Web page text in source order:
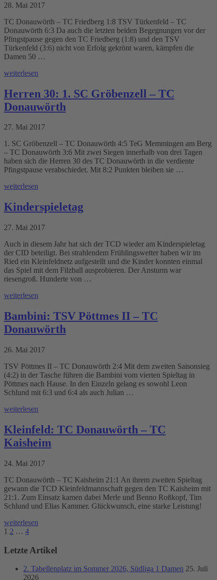
28. Mai 2017
TC Donauwörth – TC Friedberg 1:8 TSV Türkenfeld – TC
Donauwörth 6:3 Da auch die letzten beiden Begegnungen vor der
Pfingstpause gegen den TC Friedberg (1:8) und den TSV
Türkenfeld (3:6) nicht von Erfolg gekrönt waren, kämpfen die
Damen 50 …
weiterlesen
Herren 30: 1. SC Gröbenzell – TC
Donauwörth
27. Mai 2017
1. SC Gröbenzell – TC Donauwörth 4:5 TeG Memmingen am Berg
– TC Donauwörth 3:6 Mit zwei Siegen innerhalb von drei Tagen
haben sich die Herren 30 des TC Donauwörth in die verdiente
Pfingstpause verabschiedet. Mit 8:2 Punkten bleiben sie …
weiterlesen
Kinderspieletag
27. Mai 2017
Auch in diesem Jahr hat sich der TCD wieder am Kinderspieletag
der CID beteiligt. Bei strahlendem Frühlingswetter haben wir im
Ried ein Kleinfeldnetz aufgestellt und die Kinder konnten einmal
das Spiel mit dem Filzball ausprobieren. Der Ansturm war
riesengroß. Hunderte von …
weiterlesen
Bambini: TSV Pöttmes II – TC
Donauwörth
26. Mai 2017
TSV Pöttmes II – TC Donauwörth 2:4 Mit dem zweiten Saisonsieg
(4:2) in der Tasche führen die Bambini vom vierten Spieltag in
Pöttmes nach Hause. In den Einzeln gelang es sowohl Leon
Schlund mit 6:3 und 6:4 als auch Julian …
weiterlesen
Kleinfeld: TC Donauwörth – TC
Kaisheim
24. Mai 2017
TC Donauwörth – TC Kaisheim 21:1 An ihrem zweiten Spieltag
gewann die TCD Kleinfeldmannschaft gegen den TC Kaisheim mit
21:1. Zum Einsatz kamen dabei Merle und Benno Roßkopf, Tim
Schlund und Elias Kammer. Glückwunsch, eine starke Leistung!
weiterlesen
1 2 … 4
Letzte Artikel
2. Tabellenplatz im Sommer 2026, Südliga 1 Damen 25. Juli
2026